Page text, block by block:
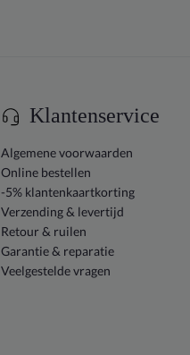
Klantenservice
Algemene voorwaarden
Online bestellen
-5% klantenkaartkorting
Verzending & levertijd
Retour & ruilen
Garantie & reparatie
Veelgestelde vragen